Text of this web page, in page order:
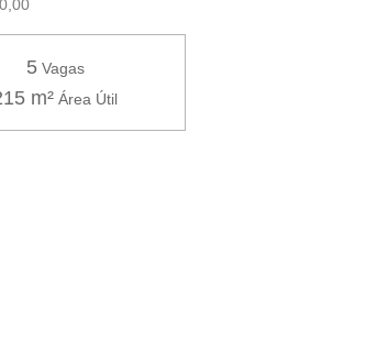
5Vagas
m² Área Útil